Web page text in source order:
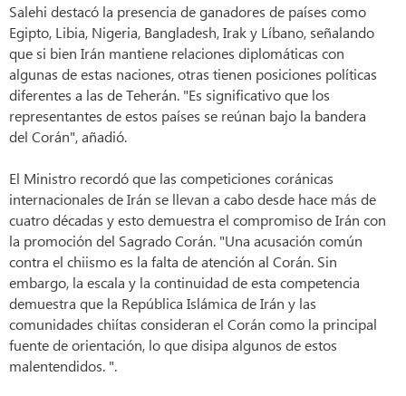
Salehi destacó la presencia de ganadores de países como
Egipto, Libia, Nigeria, Bangladesh, Irak y Líbano, señalando
que si bien Irán mantiene relaciones diplomáticas con
algunas de estas naciones, otras tienen posiciones políticas
diferentes a las de Teherán. "Es significativo que los
representantes de estos países se reúnan bajo la bandera
del Corán", añadió.
El Ministro recordó que las competiciones coránicas
internacionales de Irán se llevan a cabo desde hace más de
cuatro décadas y esto demuestra el compromiso de Irán con
la promoción del Sagrado Corán. "Una acusación común
contra el chiismo es la falta de atención al Corán. Sin
embargo, la escala y la continuidad de esta competencia
demuestra que la República Islámica de Irán y las
comunidades chiítas consideran el Corán como la principal
fuente de orientación, lo que disipa algunos de estos
malentendidos. ".